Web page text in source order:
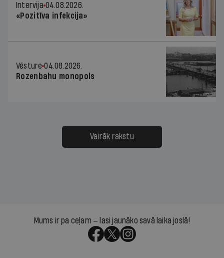
Intervija 04.08.2026.
«Pozitīva infekcija»
Vēsture 04.08.2026.
Rozenbahu monopols
Vairāk rakstu
Mums ir pa ceļam — lasi jaunāko savā laika joslā!